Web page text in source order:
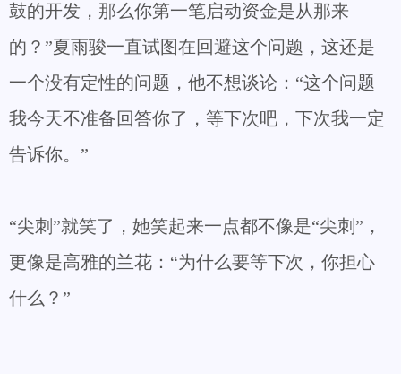
鼓的开发，那么你第一笔启动资金是从那来
的？”夏雨骏一直试图在回避这个问题，这还是
一个没有定性的问题，他不想谈论：“这个问题
我今天不准备回答你了，等下次吧，下次我一定
告诉你。”
“尖刺”就笑了，她笑起来一点都不像是“尖刺”，
更像是高雅的兰花：“为什么要等下次，你担心
什么？”